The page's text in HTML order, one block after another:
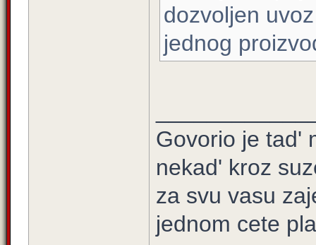
dozvoljen
jednog
Govorio je tad'
nekad' kroz
za svu vasu
jednom cete